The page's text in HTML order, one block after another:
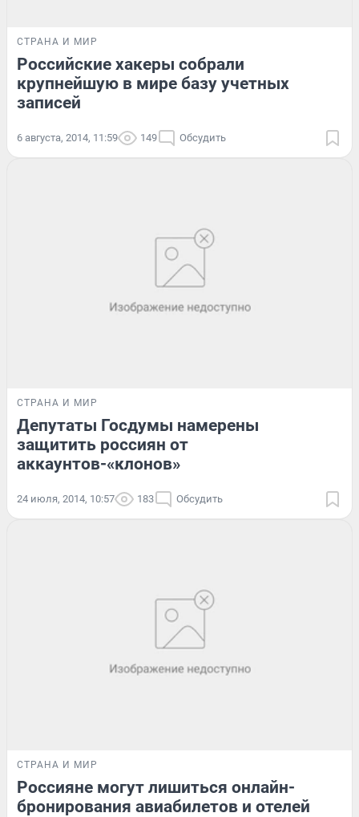
СТРАНА И МИР
Российские хакеры собрали
крупнейшую в мире базу учетных
записей
6 августа, 2014, 11:59 149 Обсудить
СТРАНА И МИР
Депутаты Госдумы намерены
защитить россиян от
аккаунтов-«клонов»
24 июля, 2014, 10:57 183 Обсудить
СТРАНА И МИР
Россияне могут лишиться онлайн-
бронирования авиабилетов и отелей